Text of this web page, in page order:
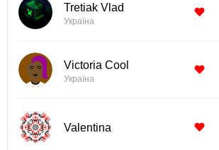
Tretiak Vlad
Україна
Victoria Cool
Україна
Valentina